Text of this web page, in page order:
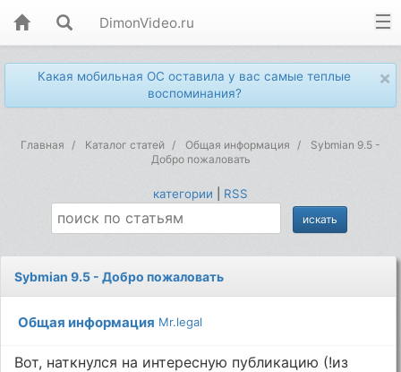
DimonVideo.ru
×
Какая мобильная ОС оставила у вас самые теплые
воспоминания?
Главная Каталог статей Общая информация
Sybmian 9.5 -
Добро пожаловать
категории RSS
Sybmian 9.5 - Добро пожаловать
Общая информация Mr.legal
Вот, наткнулся на интересную публикацию (!из